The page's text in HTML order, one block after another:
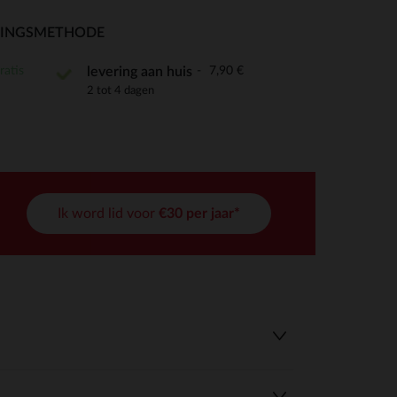
aan te passen en te beheren, en zorgt ervoor dat aan
levering aan huis 7,90 €
2 tot 4 dagen
Ik word lid voor €30 per jaar*